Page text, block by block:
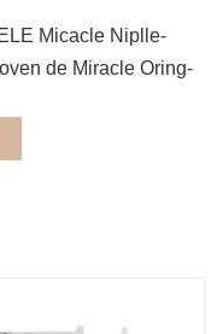
Micacle Niplle-
de Miracle Oring-